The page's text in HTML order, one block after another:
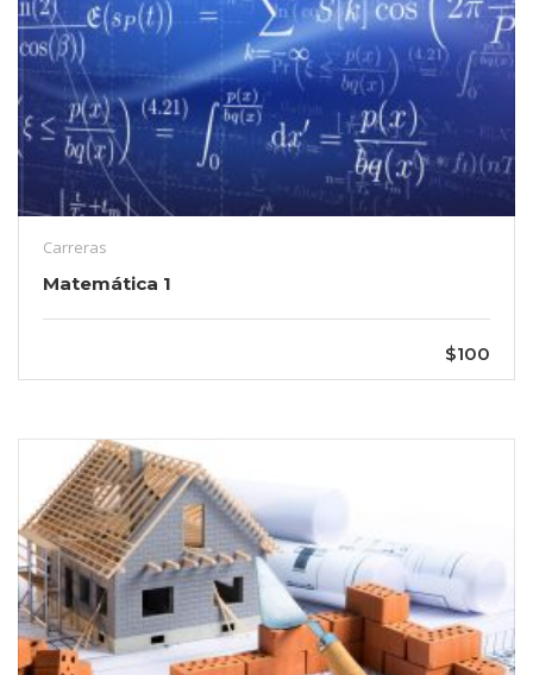
Carreras
Matemática 1
$100